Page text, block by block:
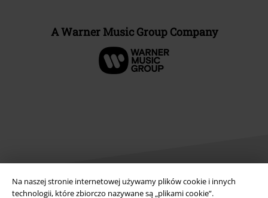
Na naszej stronie internetowej używamy plików cookie i innych
technologii, które zbiorczo nazywane są „plikami cookie”.
A Warner Music Group Company